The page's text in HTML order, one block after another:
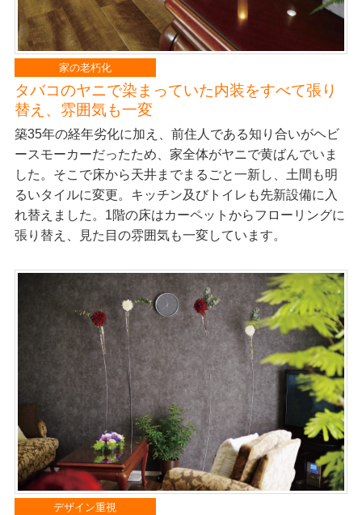
家の老朽化
タバコのヤニで染まっていた内装をすべて張り
替え、雰囲気も一変
築35年の経年劣化に加え、前住人である知り合いがヘビ
ースモーカーだったため、家全体がヤニで黄ばんでいま
した。そこで床から天井までまるごと一新し、土間も明
るいタイルに変更。キッチン及びトイレも先新設備に入
れ替えました。1階の床はカーペットからフローリングに
張り替え、見た目の雰囲気も一変しています。
デザイン重視